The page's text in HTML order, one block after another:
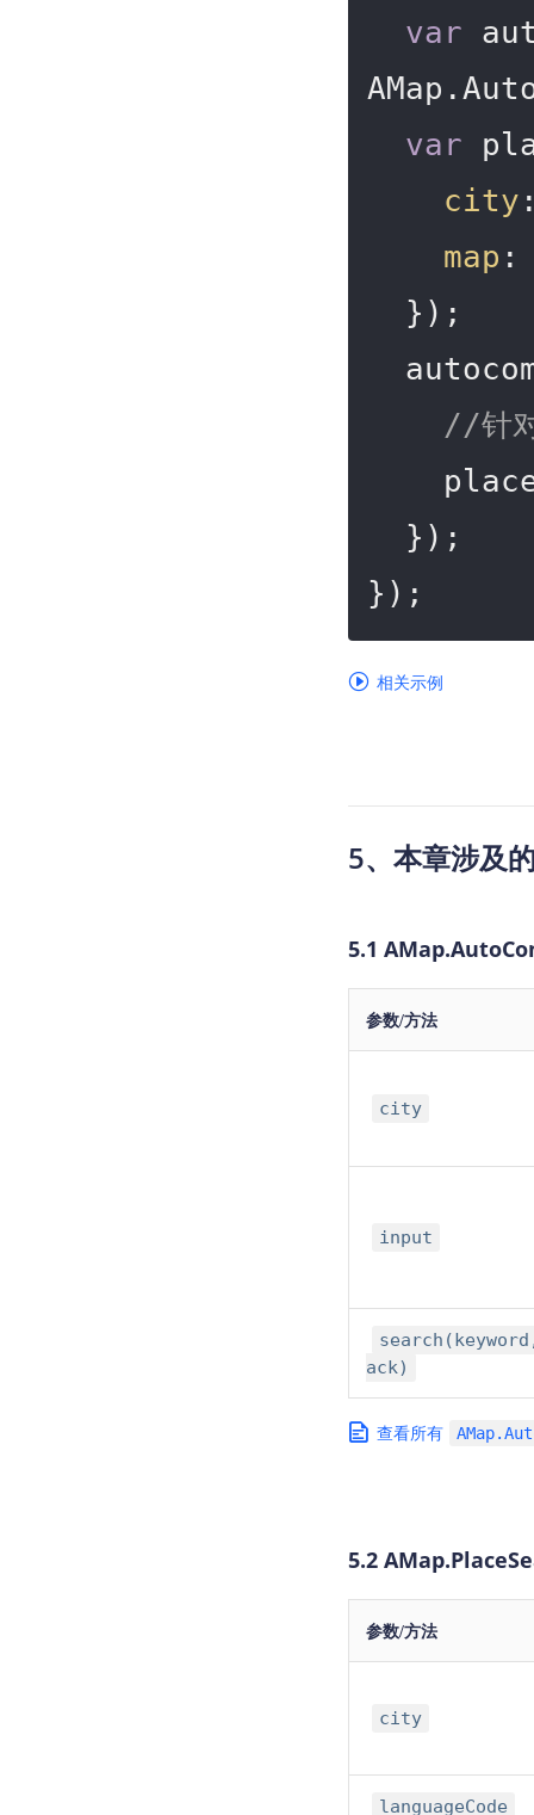
var
var
city
map :
//针
});
相关示例
5、本章涉及
5.1
参数/方法
city
input
ack)
查看所有
5.2
参数/方法
city
languageCode